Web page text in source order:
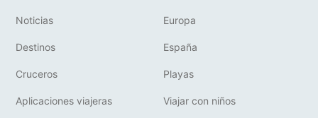
Noticias Europa
Destinos España
Cruceros Playas
Aplicaciones viajeras Viajar con niños